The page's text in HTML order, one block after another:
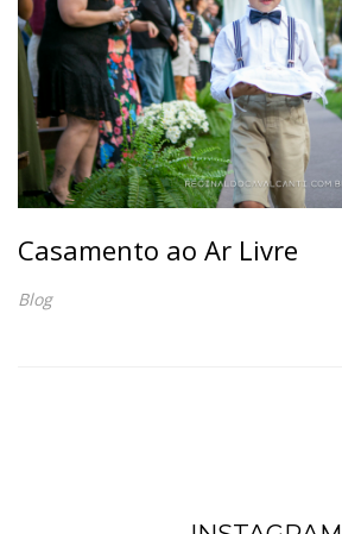
Casamento ao Ar Livre
Blog